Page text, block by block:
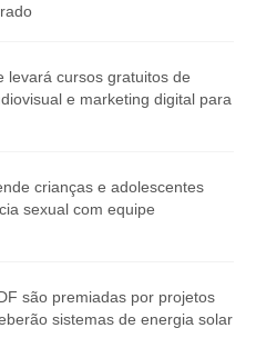
levará cursos gratuitos de
e marketing digital para
crianças e adolescentes
sexual com equipe
são premiadas por projetos
sistemas de energia solar